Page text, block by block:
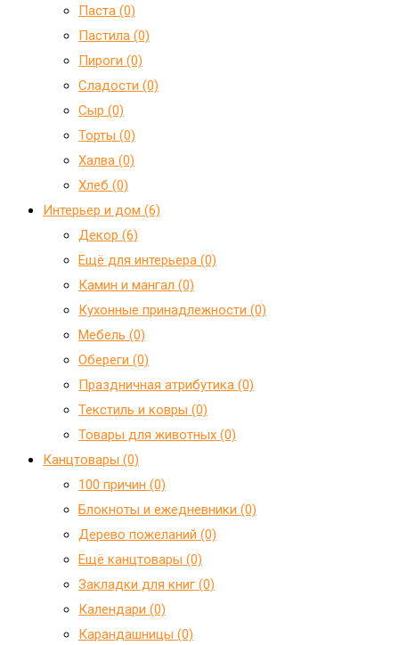
Паста (0)
Пастила (0)
Пироги (0)
Сладости (0)
Сыр (0)
Торты (0)
Халва (0)
Хлеб (0)
Интерьер и дом (6)
Декор (6)
Ещё для интерьера (0)
Камин и мангал (0)
Кухонные принадлежности (0)
Мебель (0)
Обереги (0)
Праздничная атрибутика (0)
Текстиль и ковры (0)
Товары для животных (0)
Канцтовары (0)
100 причин (0)
Блокноты и ежедневники (0)
Дерево пожеланий (0)
Ещё канцтовары (0)
Закладки для книг (0)
Календари (0)
Карандашницы (0)